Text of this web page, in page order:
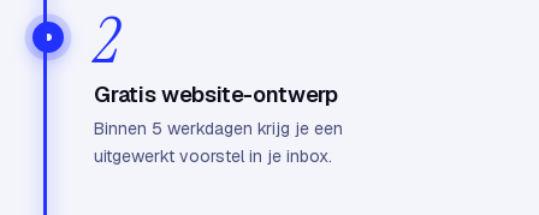
2
Gratis website-ontwerp
Binnen 5 werkdagen krijg je een
uitgewerkt voorstel in je inbox.